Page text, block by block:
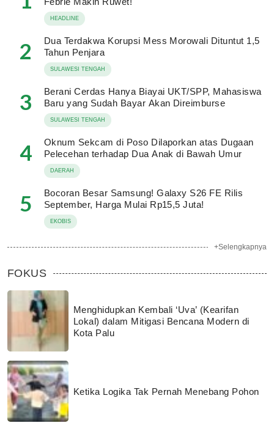
HEADLINE
2
Dua Terdakwa Korupsi Mess Morowali Dituntut 1,5
Tahun Penjara
SULAWESI TENGAH
3
Berani Cerdas Hanya Biayai UKT/SPP, Mahasiswa
Baru yang Sudah Bayar Akan Direimburse
SULAWESI TENGAH
4
Oknum Sekcam di Poso Dilaporkan atas Dugaan
Pelecehan terhadap Dua Anak di Bawah Umur
DAERAH
5
Bocoran Besar Samsung! Galaxy S26 FE Rilis
September, Harga Mulai Rp15,5 Juta!
EKOBIS
+Selengkapnya
FOKUS
Menghidupkan Kembali ‘Uva’ (Kearifan
Lokal) dalam Mitigasi Bencana Modern di
Kota Palu
Ketika Logika Tak Pernah Menebang Pohon